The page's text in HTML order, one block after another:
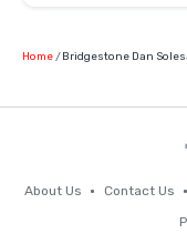
Home Bridgestone Dan
About Us Contact Us